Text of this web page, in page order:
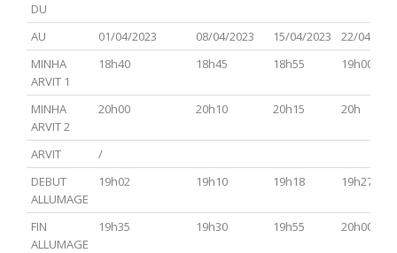
Hamoed
DU
AU 01/04/2023 08/04/2023 15/04/2023
22/04/
MINHA
ARVIT 1
18h40 18h45 18h55 19h00
MINHA
ARVIT 2
20h00 20h10 20h15 20h
ARVIT
/
DEBUT
ALLUMAGE
19h02 19h10 19h18 19h27
FIN
ALLUMAGE
19h35 19h30 19h55 20h00